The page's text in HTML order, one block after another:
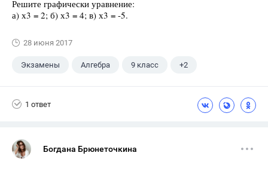
Решите графически уравнение:
а) х3 = 2; б) х3 = 4; в) х3 = -5.
28 июня 2017
Экзамены Алгебра 9 класс +2
1 ответ
Богдана Брюнеточкина